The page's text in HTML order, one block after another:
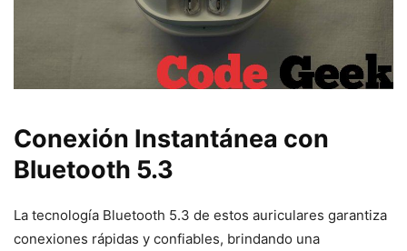
Conexión Instantánea con
Bluetooth 5.3
La tecnología Bluetooth 5.3 de estos auriculares garantiza
conexiones rápidas y confiables, brindando una